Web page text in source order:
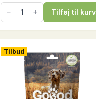
MicroVital
DOG,
500
g
Tilføj til kurv
Tilbud